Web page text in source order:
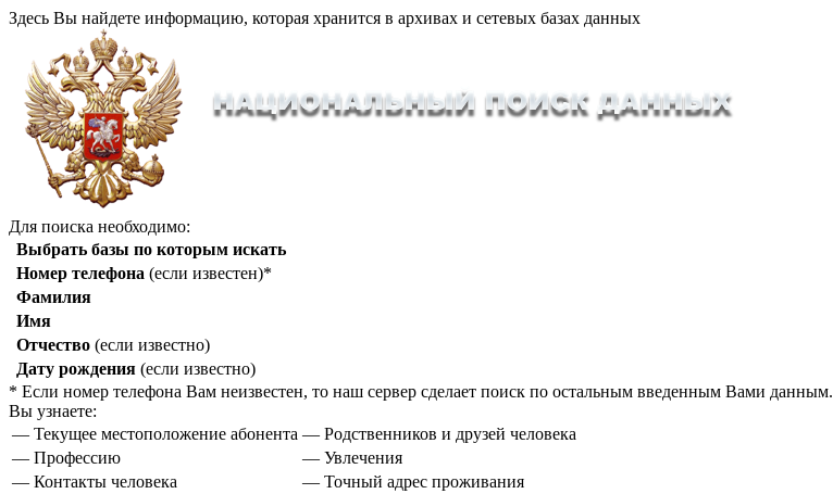
Здесь Вы найдете информацию, которая хранится в архивах и сетевых базах данных
Для поиска необходимо:
Выбрать базы по которым искать
Номер телефона (если известен)*
Фамилия
Имя
Отчество (если известно)
Дату рождения (если известно)
* Если номер телефона Вам неизвестен, то наш сервер сделает поиск по остальным введенным Вами данным.
Вы узнаете:
— Текущее местоположение абонента — Родственников и друзей человека
— Профессию
— Увлечения
— Контакты человека
— Точный адрес проживания